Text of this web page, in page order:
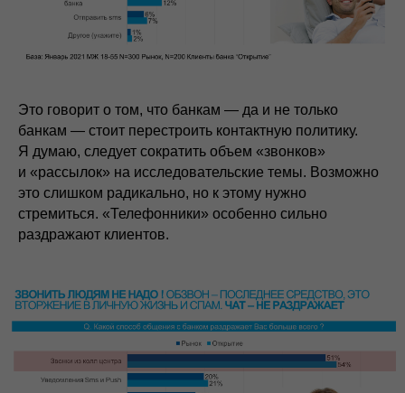
Это говорит о том, что банкам — да и не только
банкам — стоит перестроить контактную политику.
Я думаю, следует сократить объем «звонков»
и «рассылок» на исследовательские темы. Возможно
это слишком радикально, но к этому нужно
стремиться. «Телефонники» особенно сильно
раздражают клиентов.